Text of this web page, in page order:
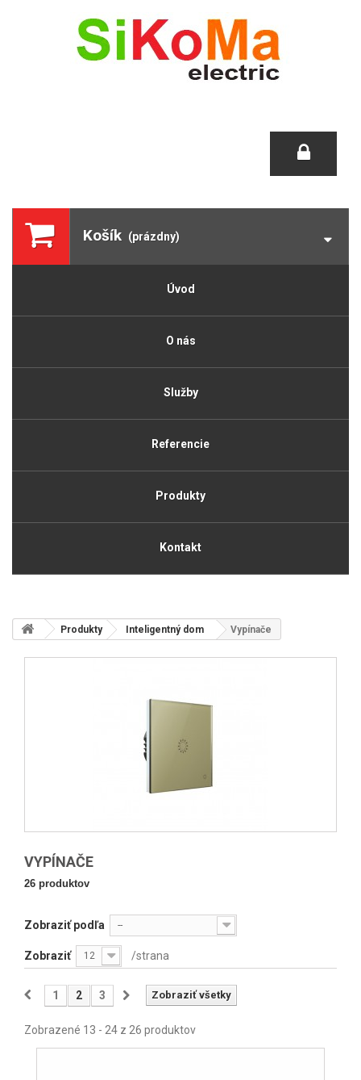
Košík (prázdny)
Úvod
O nás
Služby
Referencie
Produkty
Kontakt
Produkty Inteligentný dom Vypínače
VYPÍNAČE
26 produktov
Zobraziť podľa --
Zobraziť 12 /strana
Zobraziť všetky
1 2 3
Zobrazené 13 - 24 z 26 produktov